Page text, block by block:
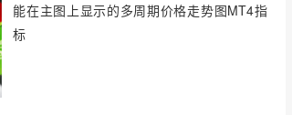
能在主图上显示的多周期价格走势图MT4指
标